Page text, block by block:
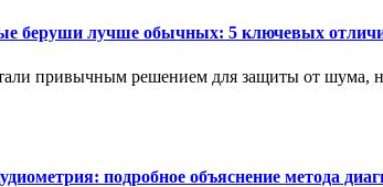
беруши лучше обычных: 5 ключевых
привычным решением для защиты от шума,
подробное объяснение метода